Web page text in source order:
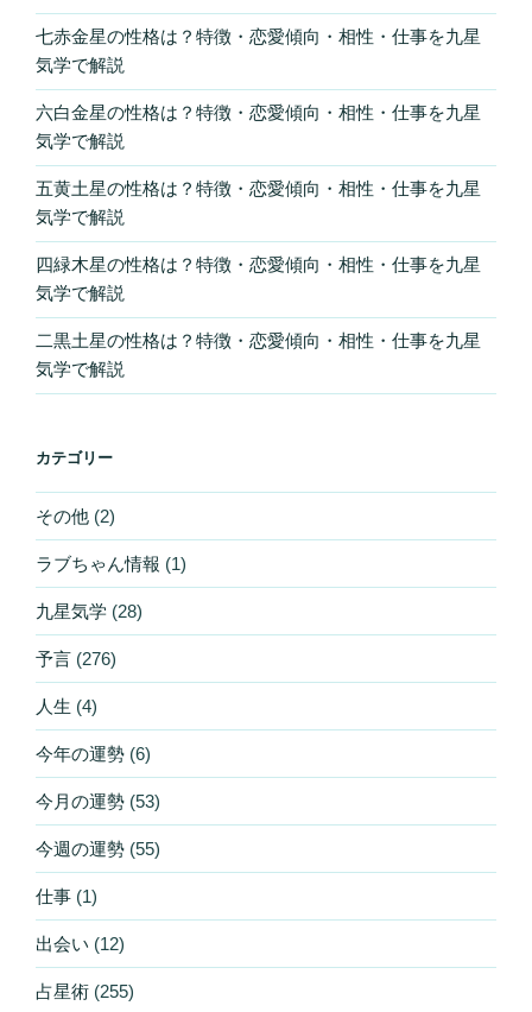
七赤金星の性格は？特徴・恋愛傾向・相性・仕事を九星
気学で解説
六白金星の性格は？特徴・恋愛傾向・相性・仕事を九星
気学で解説
五黄土星の性格は？特徴・恋愛傾向・相性・仕事を九星
気学で解説
四緑木星の性格は？特徴・恋愛傾向・相性・仕事を九星
気学で解説
二黒土星の性格は？特徴・恋愛傾向・相性・仕事を九星
気学で解説
カテゴリー
その他 (2)
ラブちゃん情報 (1)
九星気学 (28)
予言 (276)
人生 (4)
今年の運勢 (6)
今月の運勢 (53)
今週の運勢 (55)
仕事 (1)
出会い (12)
占星術 (255)